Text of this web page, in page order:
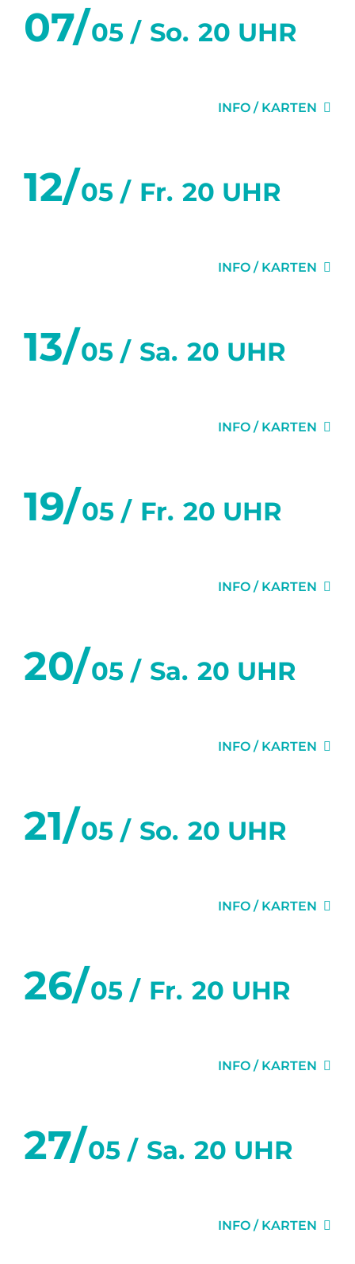
07/05 / So. 20 UHR
INFO / KARTEN
12/05 / Fr. 20 UHR
INFO / KARTEN
13/05 / Sa. 20 UHR
INFO / KARTEN
19/05 / Fr. 20 UHR
INFO / KARTEN
20/05 / Sa. 20 UHR
INFO / KARTEN
21/05 / So. 20 UHR
INFO / KARTEN
26/05 / Fr. 20 UHR
INFO / KARTEN
27/05 / Sa. 20 UHR
INFO / KARTEN